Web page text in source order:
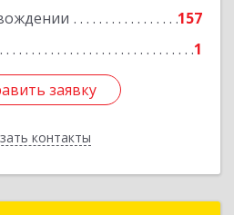
157
1
заявку
контакты
заявку
Назад